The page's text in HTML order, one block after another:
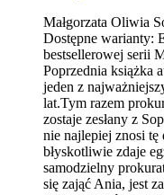
Małgorzata Oliwia
Dostępne warianty:
bestsellerowej serii
Poprzednia książka
jeden z
lat.Tym razem
zostaje zesłany z
nie najlepiej znosi tę
błyskotliwie zdaje
samodzielny
się zająć Ania, jest